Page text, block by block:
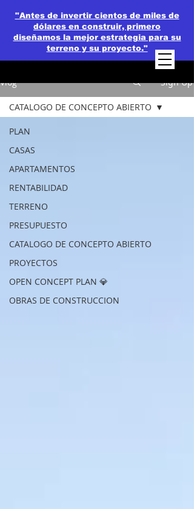
"Antes de invertir cientos de miles de
dólares en construir, primero
diseñamos la mejor estrategia para su
terreno y su proyecto."
Vlog Sign Up
PLAN
CASAS
APARTAMENTOS
RENTABILIDAD
TERRENO
PRESUPUESTO
CATALOGO DE CONCEPTO ABIERTO
PROYECTOS
OPEN CONCEPT PLAN 💎
OBRAS DE CONSTRUCCION
CATALOGO DE CONCEPTO ABIERTO